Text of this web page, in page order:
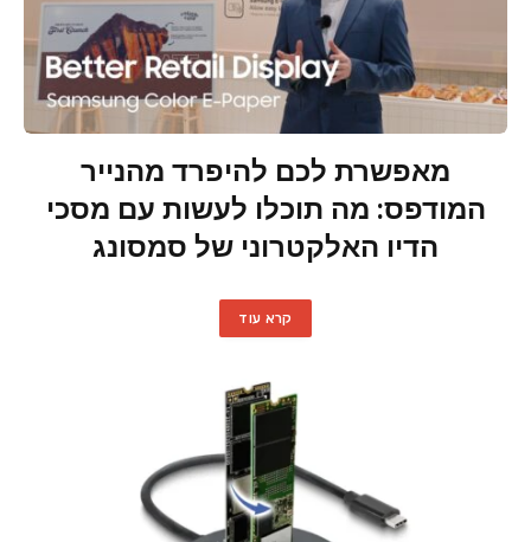
מאפשרת לכם להיפרד מהנייר
המודפס: מה תוכלו לעשות עם מסכי
הדיו האלקטרוני של סמסונג
קרא עוד